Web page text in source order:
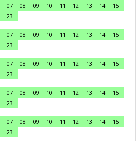
07 08 09 10 11 12 13 14
15
23
07 08 09 10 11 12 13 14
15
23
07 08 09 10 11 12 13 14
15
23
07 08 09 10 11 12 13 14
15
23
07 08 09 10 11 12 13 14
15
23